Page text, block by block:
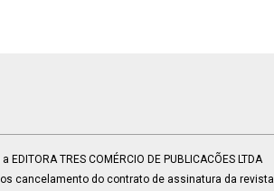
TRES COMÉRCIO DE PUBLICACÕES LTDA
cancelamento do contrato de assinatura da revista